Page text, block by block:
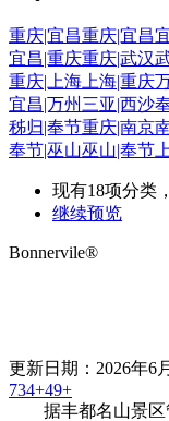
重庆|宜昌重庆|宜昌
宜昌|重庆重庆|武汉
重庆|上海 上海|重庆
宜昌|万州 三亚|西沙
秭归|奉节重庆|南京
奉节|巫山巫山|奉节
现有18项分类
继续预览
Bonnervile®
更新日期：2026年6
734+49+
据丰都名山景区管